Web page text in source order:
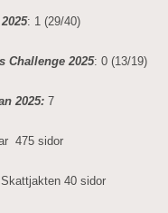
: 1 (29/40)
Challenge 2025: 0 (13/19)
2025: 7
475 sidor
40 sidor